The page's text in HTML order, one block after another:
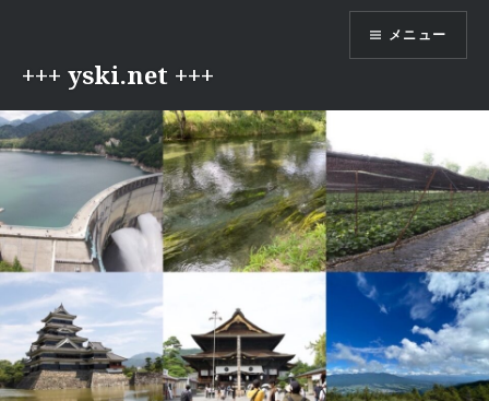
ツ
へ
キ
ッ
プ
+++ yski.net +++
メニュー